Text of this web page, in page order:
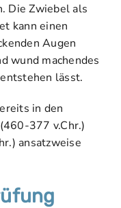
Die Zwiebel als
kann einen
Augen
wund machendes
lässt.
in den
377 v.Chr.)
ansatzweise